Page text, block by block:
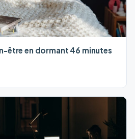
être en dormant 46 minutes